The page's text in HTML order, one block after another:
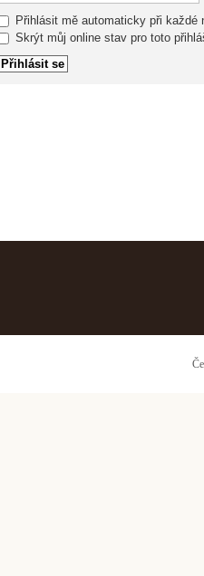
Přihlásit mě automaticky při každé
Skrýt můj online stav pro toto